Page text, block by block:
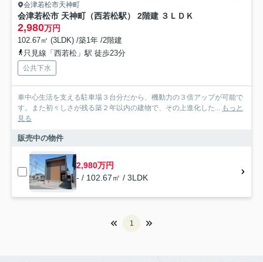
会津若松市天神町
会津若松市 天神町（西若松駅） 2階建 ３ＬＤＫ
2,980万円
102.67㎡ (3LDK) /築1年 /2階建
只見線「西若松」駅 徒歩23分
公共下水
車中心生活を支える駐車場３台分だから、機動力の３倍アップが可能で
す。また初々しさが残る築２年以内の建物で、その上進化した... もっと
見る
販売中の物件
2,980万円
- / 102.67㎡ / 3LDK
1